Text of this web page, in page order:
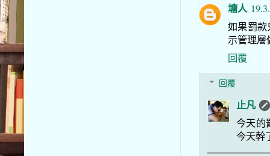
塘人
如果罰
示管理層
回覆
回覆
止凡
今天的
今天幹